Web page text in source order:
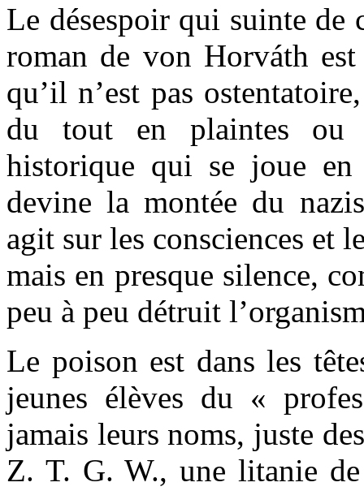
Le désespoir qui suinte de
roman de von Horváth
qu’il n’est pas
du tout en plaintes ou
historique qui se joue
devine la montée du
agit sur les consciences et
mais en presque silence,
peu à peu détruit
Le poison est dans les
jeunes élèves du «
jamais leurs noms, juste
Z. T. G. W., une litanie de